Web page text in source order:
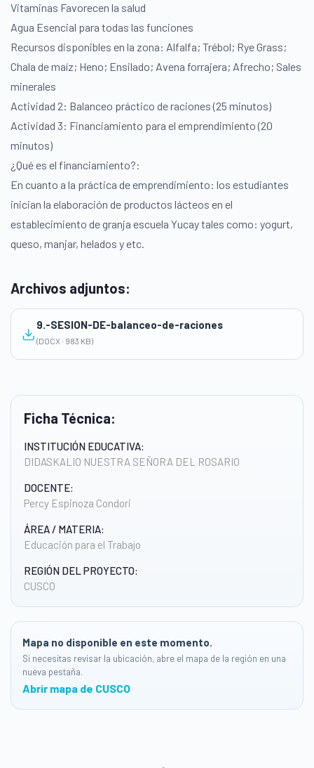
Ficha Técnica:
INSTITUCIÓN EDUCATIVA:
DIDASKALIO NUESTRA SEÑORA DEL ROSARIO
DOCENTE:
Percy Espinoza Condori
ÁREA / MATERIA:
Educación para el Trabajo
REGIÓN DEL PROYECTO:
CUSCO
Mapa no disponible en este momento.
Si necesitas revisar la ubicación, abre el mapa de la región en una
nueva pestaña.
Abrir mapa de CUSCO
Vitaminas Favorecen la salud
Agua Esencial para todas las funciones
Recursos disponibles en la zona: Alfalfa; Trébol; Rye Grass;
Chala de maíz; Heno; Ensilado; Avena forrajera; Afrecho; Sales
minerales
Actividad 2: Balanceo práctico de raciones (25 minutos)
Actividad 3: Financiamiento para el emprendimiento (20
minutos)
¿Qué es el financiamiento?:
En cuanto a la práctica de emprendimiento: los estudiantes
inician la elaboración de productos lácteos en el
establecimiento de granja escuela Yucay tales como: yogurt,
queso, manjar, helados y etc.
Archivos adjuntos:
9.-SESION-DE-balanceo-de-raciones
(DOCX · 983 KB)